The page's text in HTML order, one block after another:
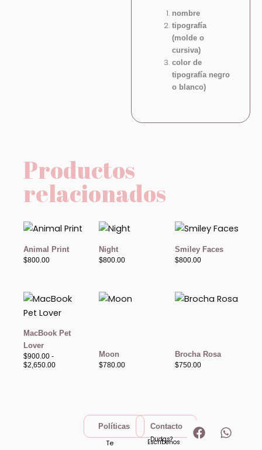
nombre
tipografía
(molde o
cursiva)
color de
tipografía negro
o blanco)
Productos
relacionados
Animal Print
$800.00
Night
$800.00
Smiley Faces
$800.00
MacBook Pet
Lover
$900.00 -
$2,650.00
Rango
de
precios:
$900.00
Moon
$780.00
Brocha Rosa
$750.00
Políticas
Te
Contacto
Dudas?
Escribenos
F
a
W
h
I
n
T
i